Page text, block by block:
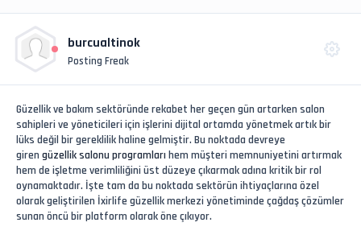
burcualtinok
Posting Freak
Güzellik ve bakım sektöründe rekabet her geçen gün artarken salon
sahipleri ve yöneticileri için işlerini dijital ortamda yönetmek artık bir
lüks değil bir gereklilik haline gelmiştir. Bu noktada devreye
giren güzellik salonu programları hem müşteri memnuniyetini artırmak
hem de işletme verimliliğini üst düzeye çıkarmak adına kritik bir rol
oynamaktadır. İşte tam da bu noktada sektörün ihtiyaçlarına özel
olarak geliştirilen İxirlife güzellik merkezi yönetiminde çağdaş çözümler
sunan öncü bir platform olarak öne çıkıyor.